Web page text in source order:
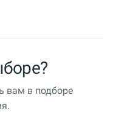
вам в подборе